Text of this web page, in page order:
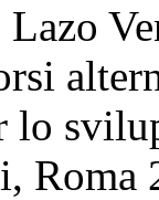
lo
Roma